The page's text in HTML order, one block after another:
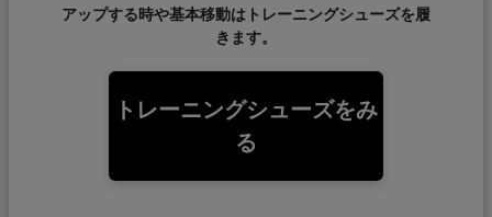
アップする時や基本移動はトレーニングシューズを履
きます。
トレーニングシューズをみ
る